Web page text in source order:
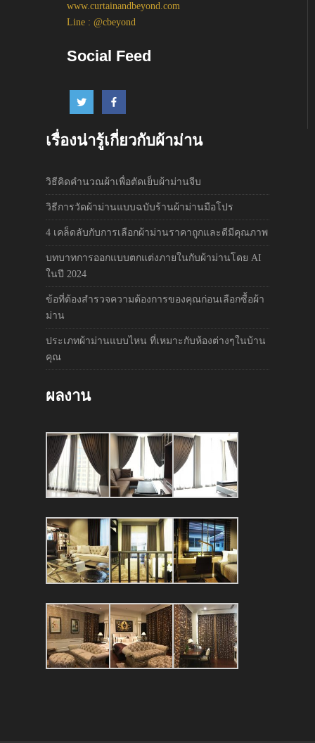
www.curtainandbeyond.com
Line : @cbeyond
Social Feed
เรื่องน่ารู้เกี่ยวกับผ้าม่าน
วิธีคิดคำนวณผ้าเพื่อตัดเย็บผ้าม่านจีบ
วิธีการวัดผ้าม่านแบบฉบับร้านผ้าม่านมือโปร
4 เคล็ดลับกับการเลือกผ้าม่านราคาถูกและดีมีคุณภาพ
บทบาทการออกแบบตกแต่งภายในกับผ้าม่านโดย AI
ในปี 2024
ข้อที่ต้องสำรวจความต้องการของคุณก่อนเลือกซื้อผ้า
ม่าน
ประเภทผ้าม่านแบบไหน ที่เหมาะกับห้องต่างๆในบ้าน
คุณ
ผลงาน